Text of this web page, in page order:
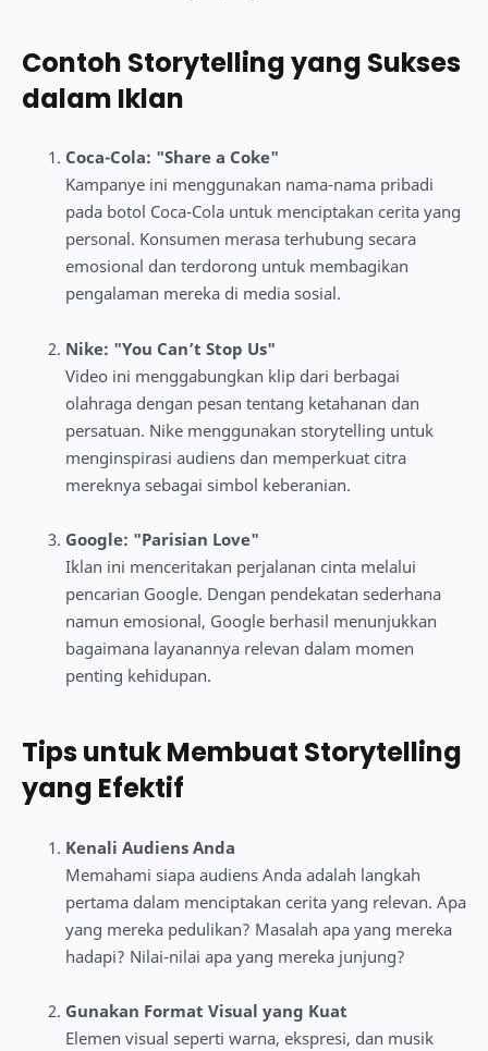
Contoh Storytelling yang Sukses
dalam Iklan
Coca-Cola: "Share a Coke"
Kampanye ini menggunakan nama-nama pribadi
pada botol Coca-Cola untuk menciptakan cerita yang
personal. Konsumen merasa terhubung secara
emosional dan terdorong untuk membagikan
pengalaman mereka di media sosial.
Nike: "You Can’t Stop Us"
Video ini menggabungkan klip dari berbagai
olahraga dengan pesan tentang ketahanan dan
persatuan. Nike menggunakan storytelling untuk
menginspirasi audiens dan memperkuat citra
mereknya sebagai simbol keberanian.
Google: "Parisian Love"
Iklan ini menceritakan perjalanan cinta melalui
pencarian Google. Dengan pendekatan sederhana
namun emosional, Google berhasil menunjukkan
bagaimana layanannya relevan dalam momen
penting kehidupan.
Tips untuk Membuat Storytelling
yang Efektif
Kenali Audiens Anda
Memahami siapa audiens Anda adalah langkah
pertama dalam menciptakan cerita yang relevan. Apa
yang mereka pedulikan? Masalah apa yang mereka
hadapi? Nilai-nilai apa yang mereka junjung?
Gunakan Format Visual yang Kuat
Elemen visual seperti warna, ekspresi, dan musik